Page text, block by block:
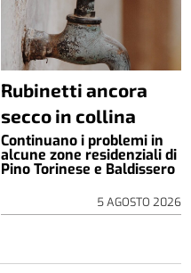
Rubinetti ancora
secco in collina
Continuano i problemi in
alcune zone residenziali di
Pino Torinese e Baldissero
5 AGOSTO 2026